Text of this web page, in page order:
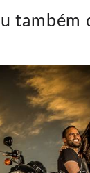
também